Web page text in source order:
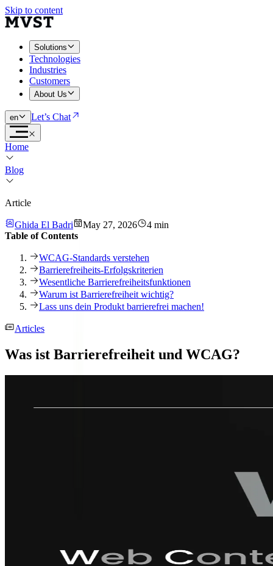
Skip to content
Solutions
Technologies
Industries
Customers
About Us
en Let’s Chat
Home
Blog
Article
Ghida El Badri May 27, 2026
4 min
Table of Contents
WCAG-Standards verstehen
Barrierefreiheits-Erfolgskriterien
Wesentliche Barrierefreiheitsfunktionen
Warum ist Barrierefreiheit wichtig?
Lass uns dein Produkt barrierefrei machen!
Articles
Was ist Barrierefreiheit und WCAG?